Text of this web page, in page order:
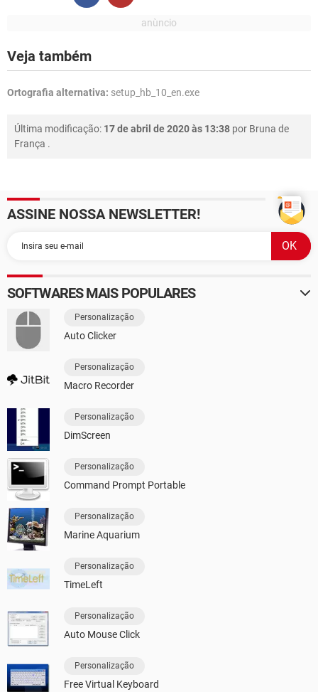
Veja também
Ortografia alternativa: setup_hb_10_en.exe
Última modificação: 17 de abril de 2020 às 13:38 por Bruna de
França .
ASSINE NOSSA NEWSLETTER!
SOFTWARES MAIS POPULARES
Personalização
Auto Clicker
Personalização
Macro Recorder
Personalização
DimScreen
Personalização
Command Prompt Portable
Personalização
Marine Aquarium
Personalização
TimeLeft
Personalização
Auto Mouse Click
Personalização
Free Virtual Keyboard